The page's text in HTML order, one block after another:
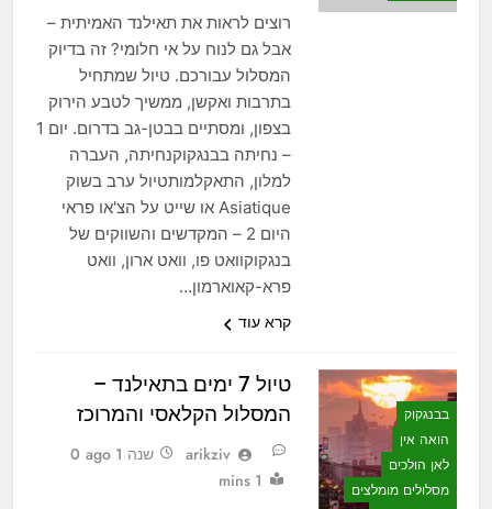
רוצים לראות את תאילנד האמיתית –
אבל גם לנוח על אי חלומי? זה בדיוק
המסלול עבורכם. טיול שמתחיל
בתרבות ואקשן, ממשיך לטבע הירוק
בצפון, ומסתיים בבטן-גב בדרום. יום 1
– נחיתה בבנגקוקנחיתה, העברה
למלון, התאקלמותטיול ערב בשוק
Asiatique או שייט על הצ'או פראי
היום 2 – המקדשים והשווקים של
בנגקוקוואט פו, וואט ארון, וואט
פרא-קאוארמון…
קרא עוד
בבנגקוק
הואה אין
לאן הולכים
מסלולים מומלצים
טיול 7 ימים בתאילנד –
המסלול הקלאסי והמרוכז
arikziv שנה 1 ago
0
1 mins